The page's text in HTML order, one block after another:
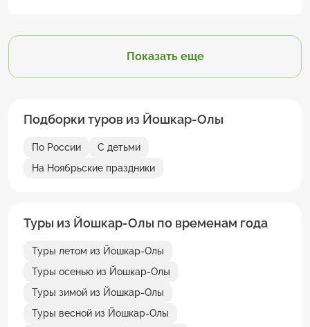
Показать еще
Подборки туров из Йошкар-Олы
По России
С детьми
На Ноябрьские праздники
Туры из Йошкар-Олы по временам года
Туры летом из Йошкар-Олы
Туры осенью из Йошкар-Олы
Туры зимой из Йошкар-Олы
Туры весной из Йошкар-Олы